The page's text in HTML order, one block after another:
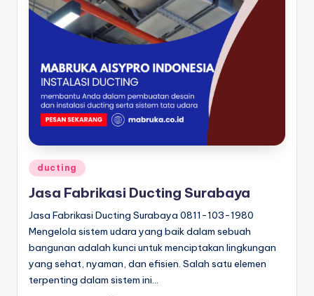
Posted
ducting
Jasa Fabrikasi Ducting Surabaya
Jasa Fabrikasi Ducting Surabaya 0811-103-1980
Mengelola sistem udara yang baik dalam sebuah
bangunan adalah kunci untuk menciptakan lingkungan
yang sehat, nyaman, dan efisien. Salah satu elemen
terpenting dalam sistem ini…